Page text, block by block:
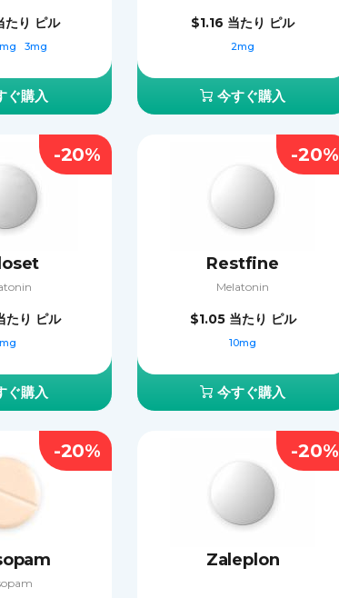
たり ピル
3mg
ぐ購入
$1.16 当たり ピル
2mg
今すぐ購入
たり ピル
ぐ購入
-20%
Restfine
Melatonin
$1.05 当たり ピル
10mg
今すぐ購入
-20%
-20%
Zaleplon
-20%